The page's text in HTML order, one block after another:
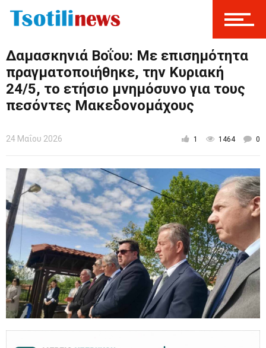
Δαμασκηνιά Βοΐου: Με επισημότητα
πραγματοποιήθηκε, την Κυριακή
24/5, το ετήσιο μνημόσυνο για τους
πεσόντες Μακεδονομάχους
24 Μαΐου 2026 1 1464 0